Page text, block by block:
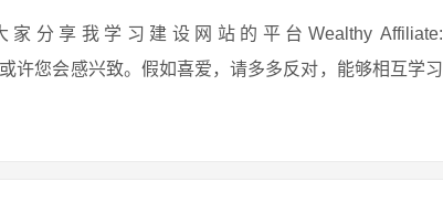
分享我学习建设网站的平台Wealthy Affiliate:
许您会感兴致。假如喜爱，请多多反对，能够相互学习